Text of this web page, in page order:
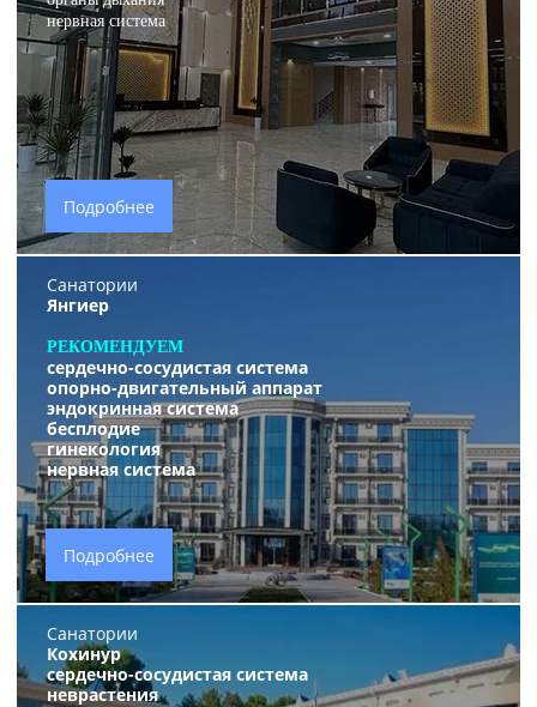
нервная система
Подробнее
Санатории
Янгиер
РЕКОМЕНДУЕМ
сердечно-сосудистая система
опорно-двигательный аппарат
эндокринная система
бесплодие
гинекология
нервная система
Подробнее
Санатории
Кохинур
сердечно-сосудистая система
неврастения